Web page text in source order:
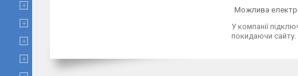
У компанії
покидаючи сайту.